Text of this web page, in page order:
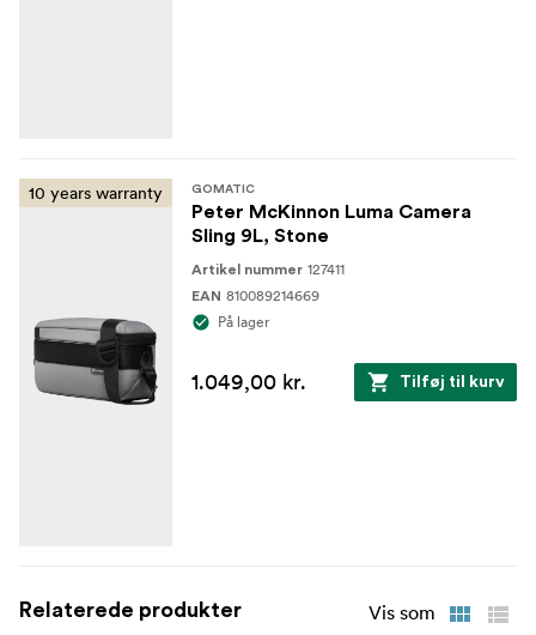
10 years warranty GOMATIC
Peter McKinnon Luma Camera
Sling 9L, Stone
Artikel nummer 127411
EAN 810089214669
På lager
1.049,00 kr. Tilføj til kurv
Relaterede produkter Vis som